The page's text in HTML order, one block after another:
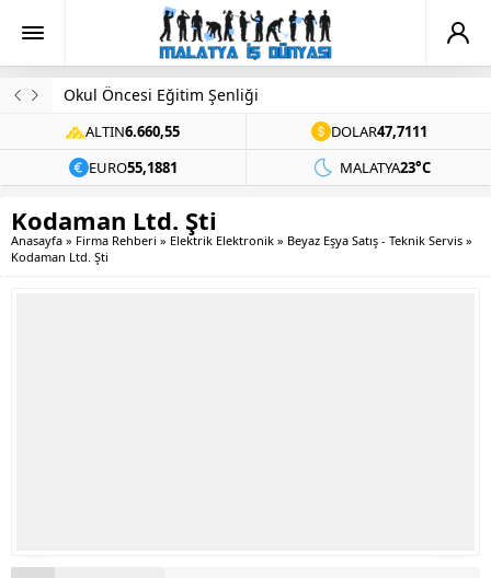
Okul Öncesi Eğitim Şenliği
ALTIN6.660,55 DOLAR47,7111
EURO55,1881 MALATYA23°C
Kodaman Ltd. Şti
Anasayfa » Firma Rehberi » Elektrik Elektronik » Beyaz Eşya Satış - Teknik Servis »
Kodaman Ltd. Şti